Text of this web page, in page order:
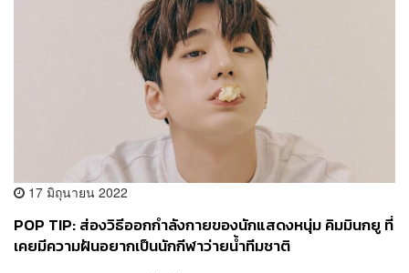
17 มิถุนายน 2022
POP TIP: ส่องวิธีออกกำลังกายของนักแสดงหนุ่ม คิมมินกยู ที่
เคยมีความฝันอยากเป็นนักกีฬาว่ายน้ำทีมชาติ